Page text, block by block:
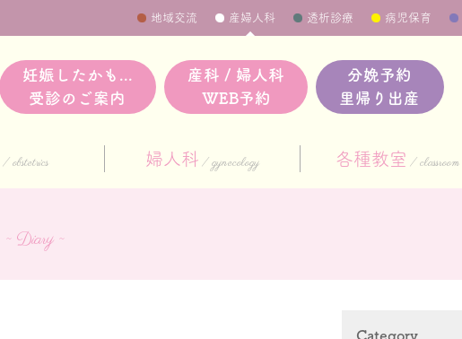
地域交流 産婦人科 透析診療 病児保育
妊娠したかも...
受診のご案内
産科 / 婦人科
WEB予約
分娩予約
里帰り出産
obstetrics 婦人科 gynecology 各種教室 classroom
~ Diary ~
Category